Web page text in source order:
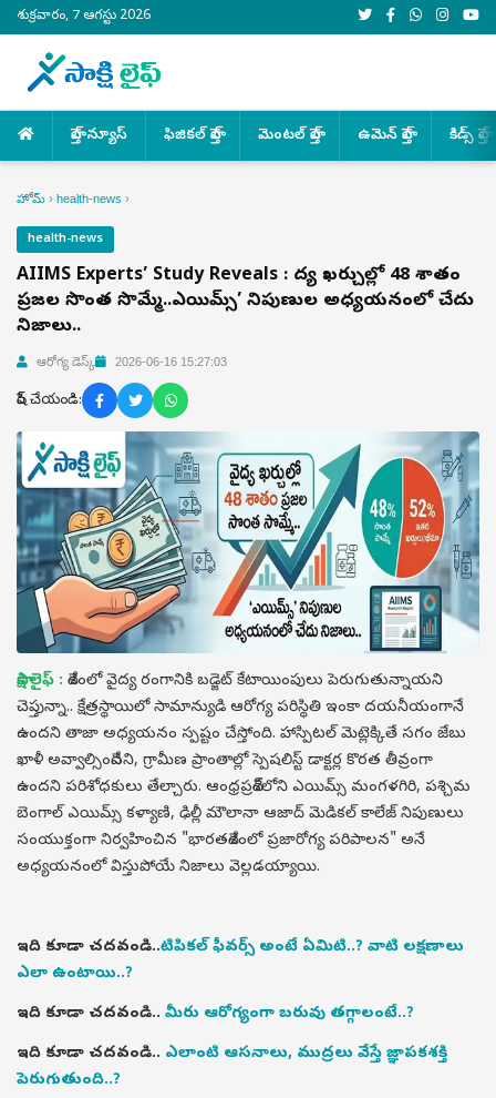
శుక్రవారం, 7 ఆగస్టు 2026
హెల్త్ న్యూస్ ఫిజికల్ హెల్త్ మెంటల్ హెల్త్ ఉమెన్ హెల్త్ కిడ్స్ హెల్త్
హోమ్ › health-news ›
health-news
AIIMS Experts’ Study Reveals : వైద్య ఖర్చుల్లో 48 శాతం
ప్రజల సొంత సొమ్మే..ఎయిమ్స్’ నిపుణుల అధ్యయనంలో చేదు
నిజాలు..
ఆరోగ్య డెస్క్ 2026-06-16 15:27:03
షేర్ చేయండి:
సాక్షి లైఫ్ : దేశంలో వైద్య రంగానికి బడ్జెట్ కేటాయింపులు పెరుగుతున్నాయని
చెప్తున్నా.. క్షేత్రస్థాయిలో సామాన్యుడి ఆరోగ్య పరిస్థితి ఇంకా దయనీయంగానే
ఉందని తాజా అధ్యయనం స్పష్టం చేస్తోంది. హాస్పిటల్ మెట్లెక్కితే సగం జేబు
ఖాళీ అవ్వాల్సిందేనని, గ్రామీణ ప్రాంతాల్లో స్పెషలిస్ట్ డాక్టర్ల కొరత తీవ్రంగా
ఉందని పరిశోధకులు తేల్చారు. ఆంధ్రప్రదేశ్‌లోని ఎయిమ్స్ మంగళగిరి, పశ్చిమ
బెంగాల్ ఎయిమ్స్ కళ్యాణి, ఢిల్లీ మౌలానా ఆజాద్ మెడికల్ కాలేజ్ నిపుణులు
సంయుక్తంగా నిర్వహించిన "భారతదేశంలో ప్రజారోగ్య పరిపాలన" అనే
అధ్యయనంలో విస్తుపోయే నిజాలు వెల్లడయ్యాయి.
ఇది కూడా చదవండి..టిపికల్ ఫీవర్స్ అంటే ఏమిటి..? వాటి లక్షణాలు
ఎలా ఉంటాయి..?
ఇది కూడా చదవండి.. మీరు ఆరోగ్యంగా బరువు తగ్గాలంటే..?
ఇది కూడా చదవండి.. ఎలాంటి ఆసనాలు, ముద్రలు వేస్తే జ్ఞాపకశక్తి
పెరుగుతుంది..?